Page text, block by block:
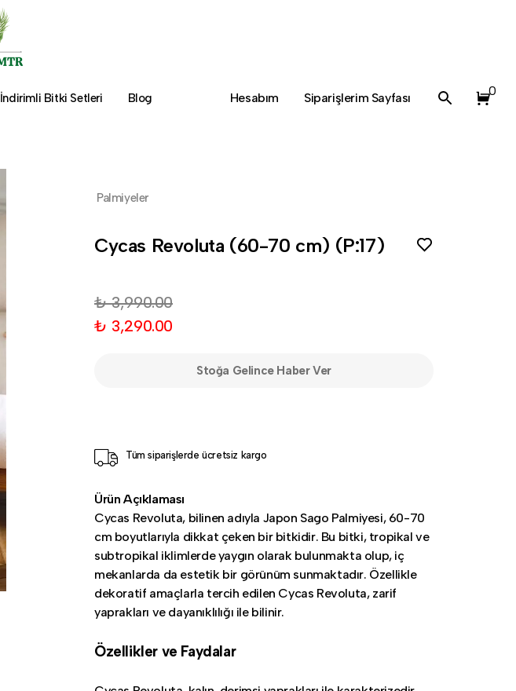
İndirimli Bitki Setleri Blog Hesabım Siparişlerim Sayfası 0
Palmiyeler
Cycas Revoluta (60-70 cm) (P:17)
₺ 3,990.00
₺ 3,290.00
Stoğa Gelince Haber Ver
Tüm siparişlerde ücretsiz kargo
Ürün Açıklaması
Cycas Revoluta, bilinen adıyla Japon Sago Palmiyesi, 60-70
cm boyutlarıyla dikkat çeken bir bitkidir. Bu bitki, tropikal ve
subtropikal iklimlerde yaygın olarak bulunmakta olup, iç
mekanlarda da estetik bir görünüm sunmaktadır. Özellikle
dekoratif amaçlarla tercih edilen Cycas Revoluta, zarif
yaprakları ve dayanıklılığı ile bilinir.
Özellikler ve Faydalar